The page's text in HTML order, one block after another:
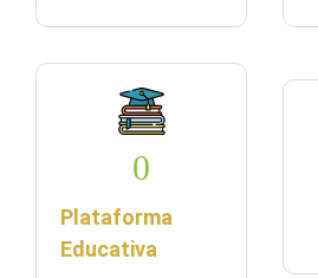
0
Plataforma
Educativa